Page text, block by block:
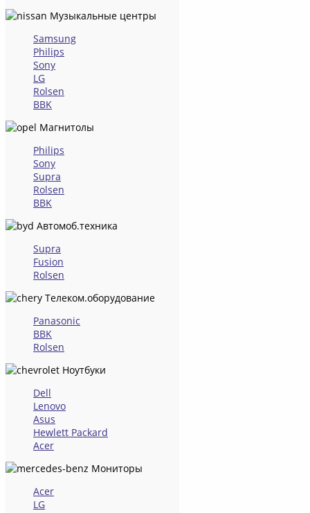
Музыкальные центры
Samsung
Philips
Sony
LG
Rolsen
BBK
Магнитолы
Philips
Sony
Supra
Rolsen
BBK
Автомоб.техника
Supra
Fusion
Rolsen
Телеком.оборудование
Panasonic
BBK
Rolsen
Ноутбуки
Dell
Lenovo
Asus
Hewlett Packard
Acer
Мониторы
Acer
LG